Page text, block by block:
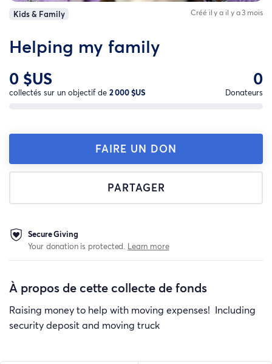
Kids & Family Créé il y a il y a 3 mois
Helping my family
0 $US
collectés sur un objectif de 2 000 $US
0
Donateurs
FAIRE UN DON
PARTAGER
Secure Giving
Your donation is protected. Learn more
À propos de cette collecte de fonds
Raising money to help with moving expenses! Including
security deposit and moving truck